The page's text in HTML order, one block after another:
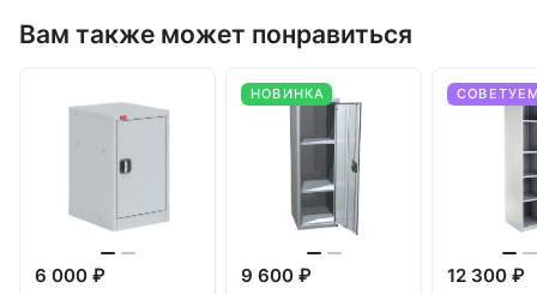
Вам также может понравиться
6 000 ₽
НОВИНКА
9 600 ₽
12 300 ₽